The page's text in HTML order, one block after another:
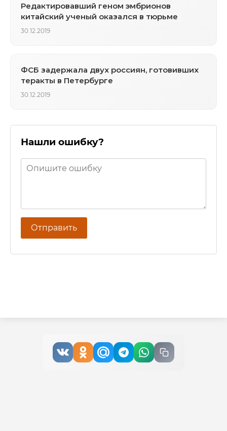
Редактировавший геном эмбрионов
китайский ученый оказался в тюрьме
30.12.2019
ФСБ задержала двух россиян, готовивших
теракты в Петербурге
30.12.2019
Нашли ошибку?
Отправить